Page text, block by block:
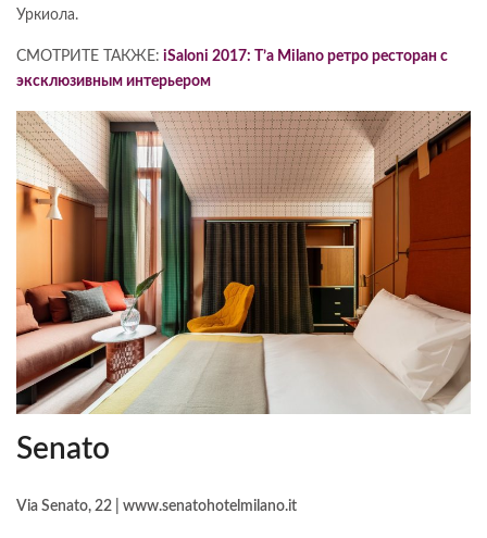
Уркиола.
СМОТРИТЕ ТАКЖЕ: iSaloni 2017: T’a Milano ретро ресторан с
эксклюзивным интерьером
Senato
Via Senato, 22 | www.senatohotelmilano.it